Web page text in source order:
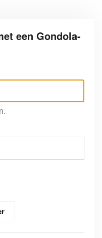
een Gondola-